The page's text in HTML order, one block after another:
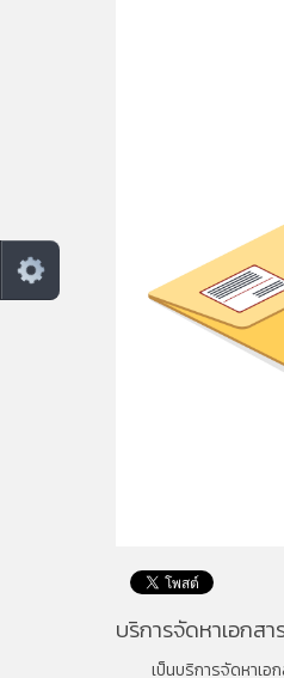
บริการจัดหาเอกส
เป็นบริการจัดหาเอ